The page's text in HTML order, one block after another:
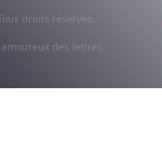
droits réservés.
des lettres.